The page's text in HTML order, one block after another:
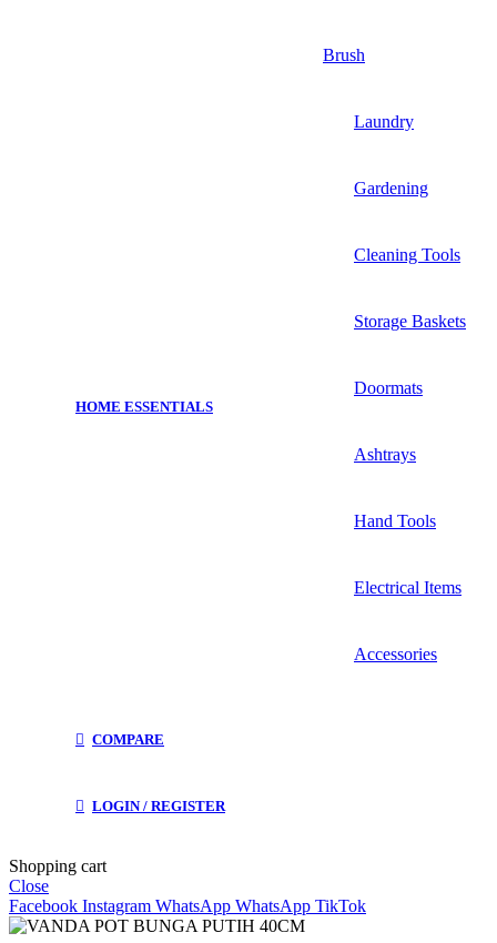
Brush
HOME ESSENTIALS
Laundry
Gardening
Cleaning Tools
Storage Baskets
Doormats
Ashtrays
Hand Tools
Electrical Items
Accessories
COMPARE
LOGIN / REGISTER
Shopping cart
Close
Facebook Instagram WhatsApp WhatsApp TikTok